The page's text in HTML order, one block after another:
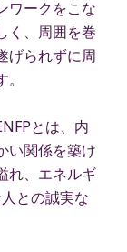
ワークをこな
く、周囲を巻
げられずに周
とは、内
い関係を築け
れ、エネルギ
との誠実な